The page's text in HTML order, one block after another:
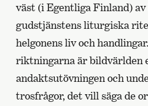
väst (i Egentliga Finland)
gudstjänstens liturgiska
helgonens liv och
riktningarna är bildvärlden
andaktsutövningen och
trosfrågor, det vill säga de